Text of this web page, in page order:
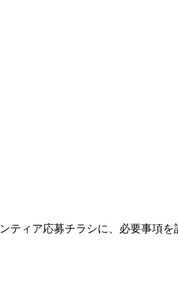
ティア応募チラシに、必要事項を